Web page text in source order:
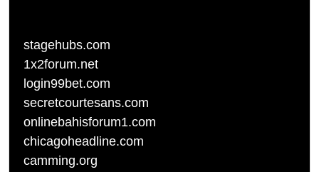
stagehubs.com
1x2forum.net
login99bet.com
secretcourtesans.com
onlinebahisforum1.com
chicagoheadline.com
camming.org